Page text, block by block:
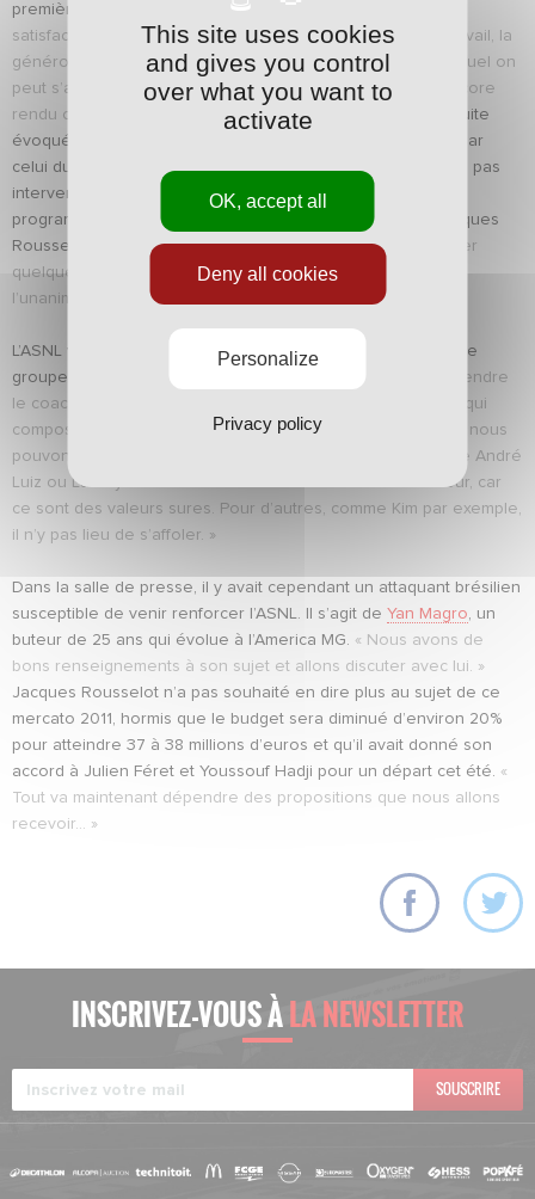
première pierre de l’ASNL de demain.
satisfaction, car il incarne les valeurs du club : l’amitié, le travail, la
générosité. C’est aussi un vrai catalyseur, un leader sur lequel on
peut s’appuyer dans les moments compliqués. On s’est encore
rendu compte cette saison. »Le président de l’ASNL a ensuite
évoqué les autres dossiers de ce mercato, à commencer par
celui du prochain coach. Sa nomination ne devrait d’ailleurs pas
intervenir cette semaine, où plusieurs entretiens sont
programmés.
« C’est une décision importante,
a confié Jacques
Rousselot.
Il faut bien analyser les candidatures et se laisser
quelques jours de réflexion pour trouver l’homme qui fera
l’unanimité. Il n’y a donc pas lieu de se précipiter. »
L’ASNL veut également prendre son temps pour peaufiner le
groupe qui défendra ses couleurs en 2011/2012.
« Il faut attendre
le coach. Avec Nicolas Holveck, Paul Fischer et Eric Martin, qui
composent notre cellule de recrutement, nous savons que nous
pouvons faire signer un nouveau bail à des joueurs comme André
Luiz ou Landry N’Guemo sans l’accord du nouvel entraîneur, car
ce sont des valeurs sures. Pour d’autres, comme Kim par exemple,
il n’y pas lieu de s’affoler. »
Dans la salle de presse, il y avait cependant un attaquant brésilien
susceptible de venir renforcer l’ASNL. Il s’agit de Yan Magro, un
buteur de 25 ans qui évolue à l’America MG. « Nous avons de
bons renseignements à son sujet et allons discuter avec lui. »
Jacques Rousselot n’a pas souhaité en dire plus au sujet de ce
mercato 2011, hormis que le budget sera diminué d’environ 20%
pour atteindre 37 à 38 millions d’euros et qu’il avait donné son
accord à Julien Féret et Youssouf Hadji pour un départ cet été. «
Tout va maintenant dépendre des propositions que nous allons
recevoir… »
INSCRIVEZ-VOUS ÀLA NEWSLETTER
SOUSCRIRE
This site uses cookies
and gives you control
over what you want to
activate
OK, accept all
Deny all cookies
Personalize
Privacy policy